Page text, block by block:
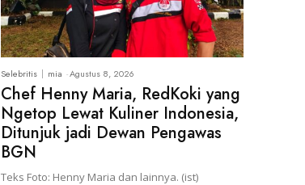
Selebritis mia -Agustus 8, 2026
Chef Henny Maria, RedKoki yang
Ngetop Lewat Kuliner Indonesia,
Ditunjuk jadi Dewan Pengawas
BGN
Teks Foto: Henny Maria dan lainnya. (ist)